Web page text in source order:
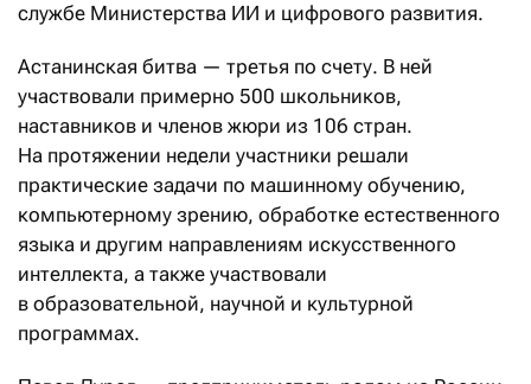
службе Министерства ИИ и цифрового развития.
Астанинская битва — третья по счету. В ней
участвовали примерно 500 школьников,
наставников и членов жюри из 106 стран.
На протяжении недели участники решали
практические задачи по машинному обучению,
компьютерному зрению, обработке естественного
языка и другим направлениям искусственного
интеллекта, а также участвовали
в образовательной, научной и культурной
программах.